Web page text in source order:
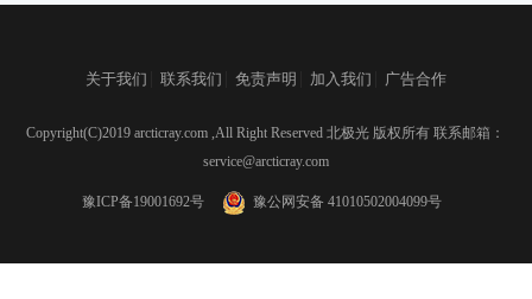
关于我们 联系我们 免责声明 加入我们 广告合作
Copyright(C)2019 arcticray.com ,All Right Reserved 北极光 版权所有 联系邮箱：
service@arcticray.com
豫ICP备19001692号 豫公网安备 41010502004099号